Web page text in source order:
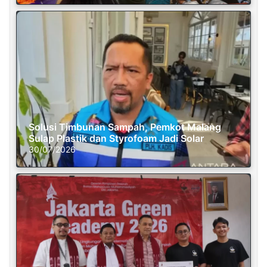
Solusi Timbunan Sampah, Pemkot Malang
Sulap Plastik dan Styrofoam Jadi Solar
30/07/2026